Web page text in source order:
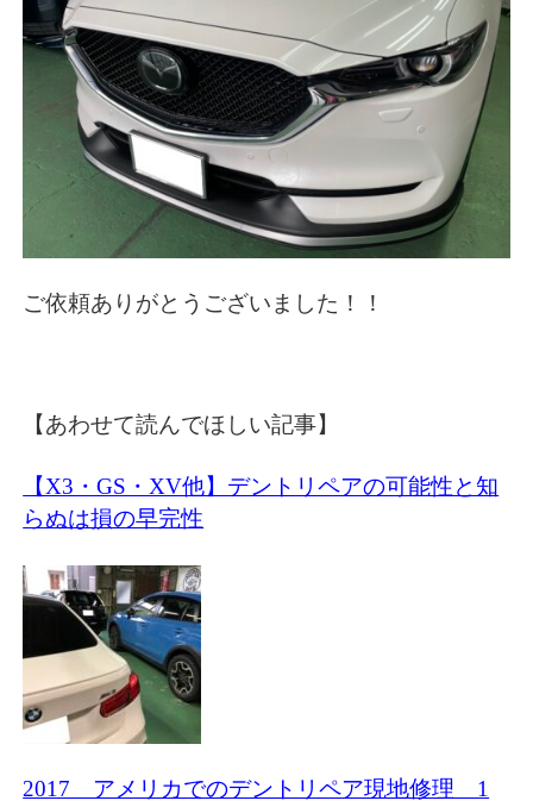
ご依頼ありがとうございました！！
【あわせて読んでほしい記事】
【X3・GS・XV他】デントリペアの可能性と知
らぬは損の早完性
2017 アメリカでのデントリペア現地修理 1